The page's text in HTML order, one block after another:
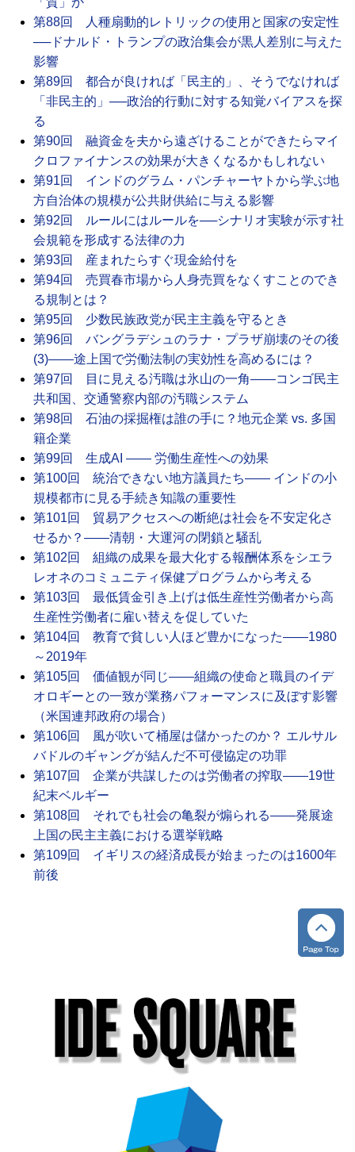
第88回 人種扇動的レトリックの使用と国家の安定性
──ドナルド・トランプの政治集会が黒人差別に与えた
影響
第89回 都合が良ければ「民主的」、そうでなければ
「非民主的」──政治的行動に対する知覚バイアスを探
る
第90回 融資金を夫から遠ざけることができたらマイ
クロファイナンスの効果が大きくなるかもしれない
第91回 インドのグラム・パンチャーヤトから学ぶ地
方自治体の規模が公共財供給に与える影響
第92回 ルールにはルールを──シナリオ実験が示す社
会規範を形成する法律の力
第93回 産まれたらすぐ現金給付を
第94回 売買春市場から人身売買をなくすことのでき
る規制とは？
第95回 少数民族政党が民主主義を守るとき
第96回 バングラデシュのラナ・プラザ崩壊のその後
(3)――途上国で労働法制の実効性を高めるには？
第97回 目に見える汚職は氷山の一角――コンゴ民主
共和国、交通警察内部の汚職システム
第98回 石油の採掘権は誰の手に？地元企業 vs. 多国
籍企業
第99回 生成AI ―― 労働生産性への効果
第100回 統治できない地方議員たち―― インドの小
規模都市に見る手続き知識の重要性
第101回 貿易アクセスへの断絶は社会を不安定化さ
せるか？――清朝・大運河の閉鎖と騒乱
第102回 組織の成果を最大化する報酬体系をシエラ
レオネのコミュニティ保健プログラムから考える
第103回 最低賃金引き上げは低生産性労働者から高
生産性労働者に雇い替えを促していた
第104回 教育で貧しい人ほど豊かになった――1980
～2019年
第105回 価値観が同じ――組織の使命と職員のイデ
オロギーとの一致が業務パフォーマンスに及ぼす影響
（米国連邦政府の場合）
第106回 風が吹いて桶屋は儲かったのか？ エルサル
バドルのギャングが結んだ不可侵協定の功罪
第107回 企業が共謀したのは労働者の搾取――19世
紀末ベルギー
第108回 それでも社会の亀裂が煽られる――発展途
上国の民主主義における選挙戦略
第109回 イギリスの経済成長が始まったのは1600年
前後